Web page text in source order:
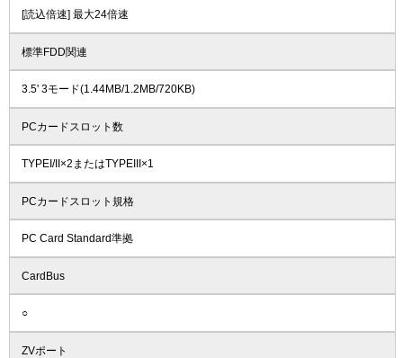
[読込倍速] 最大24倍速
標準FDD関連
3.5' 3モード(1.44MB/1.2MB/720KB)
PCカードスロット数
TYPEI/II×2またはTYPEIII×1
PCカードスロット規格
PC Card Standard準拠
CardBus
○
ZVポート